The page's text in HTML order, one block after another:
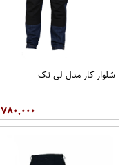
شلوار کار مدل لی تک
۷۸۰,۰۰۰